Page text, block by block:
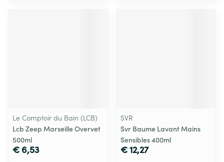
Le Comptoir du Bain (LCB)
Lcb Zeep Marseille Overvet
500ml
€ 6,53
SVR
Svr Baume Lavant Mains
Sensibles 400ml
€ 12,27